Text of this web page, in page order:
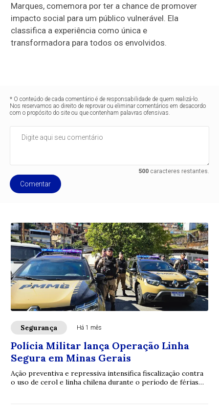
Marques, comemora por ter a chance de promover
impacto social para um público vulnerável. Ela
classifica a experiência como única e
transformadora para todos os envolvidos.
* O conteúdo de cada comentário é de responsabilidade de quem realizá-lo.
Nos reservamos ao direito de reprovar ou eliminar comentários em desacordo
com o propósito do site ou que contenham palavras ofensivas.
500caracteres restantes.
Comentar
Segurança Há 1 mês
Polícia Militar lança Operação Linha
Segura em Minas Gerais
Ação preventiva e repressiva intensifica fiscalização contra
o uso de cerol e linha chilena durante o período de férias